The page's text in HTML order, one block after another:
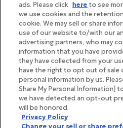
帝国ホテル公式
FOLLOW
Copyright Imperial
ads. Please click here to see
we use cookies and the
cookie. We may sell or share
use of our website to/with our
advertising partners, who may
information that you have
they have collected from your
have the right to opt out of sale
personal information by us.
Share My Personal Information]
we have detected an opt-out
will be honored.
Privacy Policy
Change your sell or share